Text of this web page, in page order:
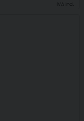
IVA incl.